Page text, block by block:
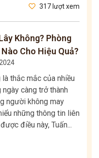
317 lượt xem
Không? Phòng
Cho Hiệu Quả?
thắc mắc của nhiều
càng trở thành
người không may
những thông tin liên
điều này, Tuấn...